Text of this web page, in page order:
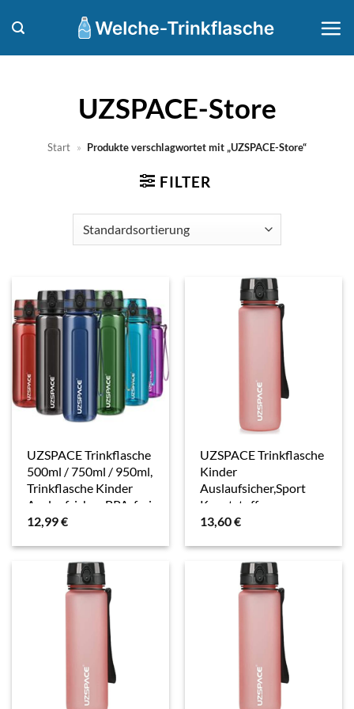
Inhalt
springen
UZSPACE-Store
Start » Produkte verschlagwortet mit „UZSPACE-Store“
FILTER
UZSPACE Trinkflasche
500ml / 750ml / 950ml,
Trinkflasche Kinder
Auslaufsicher, BPA-frei
& Tritan Wasserflasche
fitness,Outdoor
12,99€
UZSPACE Trinkflasche
Kinder
Auslaufsicher,Sport
Kunststoff
Trinkflasche
& BPA-frei
Sportflasche
Kohlensäure Geeignet
13,60€